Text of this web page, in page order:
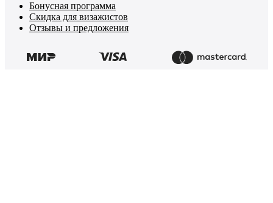
Бонусная программа
Скидка для визажистов
Отзывы и предложения